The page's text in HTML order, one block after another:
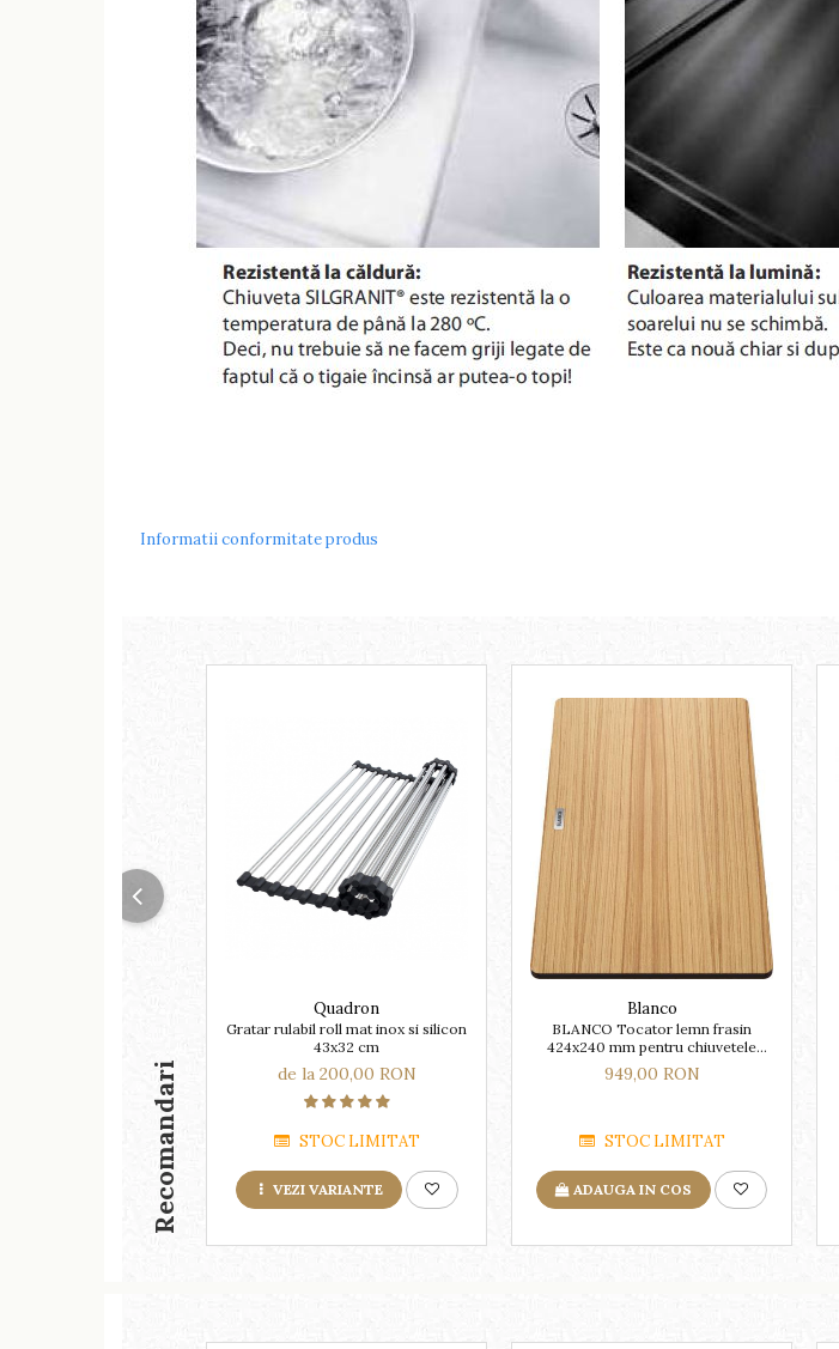
Informatii conformitate produs
Recomandari
Quadron
Gratar rulabil roll mat inox si silicon
43x32 cm
de la 200,00 RON
STOC LIMITAT
VEZI VARIANTE
Blanco
BLANCO Tocator lemn frasin
424x240 mm pentru chiuvetele
subline
949,00 RON
STOC LIMITAT
ADAUGA IN COS